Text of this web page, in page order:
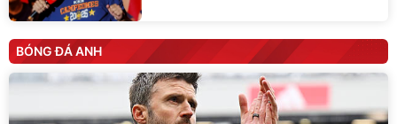
BÓNG ĐÁ ANH